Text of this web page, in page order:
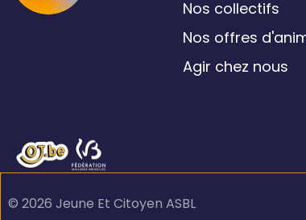
Nos collectifs
Nos offres
Agir chez nous
© 2026 Jeune Et Citoyen ASBL